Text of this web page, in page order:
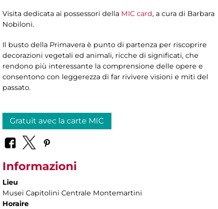
Visita dedicata ai possessori della MIC card, a cura di Barbara
Nobiloni.
Il busto della Primavera è punto di partenza per riscoprire
decorazioni vegetali ed animali, ricche di significati, che
rendono più interessante la comprensione delle opere e
consentono con leggerezza di far rivivere visioni e miti del
passato.
Gratuit avec la carte MIC
Informazioni
Lieu
Musei Capitolini Centrale Montemartini
Horaire